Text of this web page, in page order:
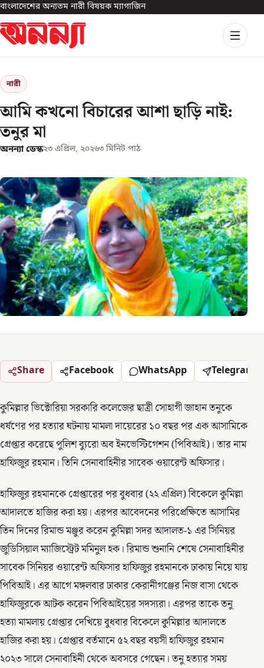
বাংলাদেশের অন্যতম নারী বিষয়ক ম্যাগাজিন
নারী
আমি কখনো বিচারের আশা ছাড়ি নাই:
তনুর মা
অনন্যা ডেস্ক২৩ এপ্রিল, ২০২৬৩ মিনিট পাঠ
Share Facebook WhatsApp Telegram
কুমিল্লার ভিক্টোরিয়া সরকারি কলেজের ছাত্রী সোহাগী জাহান তনুকে
ধর্ষণের পর হত্যার ঘটনায় মামলা দায়েরের ১০ বছর পর এক আসামিকে
গ্রেপ্তার করেছে পুলিশ ব্যুরো অব ইনভেস্টিগেশন (পিবিআই)। তার নাম
হাফিজুর রহমান। তিনি সেনাবাহিনীর সাবেক ওয়ারেন্ট অফিসার।
হাফিজুর রহমানকে গ্রেপ্তারের পর বুধবার (২২ এপ্রিল) বিকেলে কুমিল্লা
আদালতে হাজির করা হয়। এরপর আবেদনের পরিপ্রেক্ষিতে আসামির
তিন দিনের রিমান্ড মঞ্জুর করেন কুমিল্লা সদর আদালত-১ এর সিনিয়র
জুডিসিয়াল ম্যাজিস্ট্রেট মমিনুল হক। রিমান্ড শুনানি শেষে সেনাবাহিনীর
সাবেক সিনিয়র ওয়ারেন্ট অফিসার হাফিজুর রহমানকে ঢাকায় নিয়ে যায়
পিবিআই। এর আগে মঙ্গলবার ঢাকার কেরানীগঞ্জের নিজ বাসা থেকে
হাফিজুরকে আটক করেন পিবিআইয়ের সদস্যরা। এরপর তাকে তনু
হত্যা মামলায় গ্রেপ্তার দেখিয়ে বুধবার বিকেলে কুমিল্লার আদালতে
হাজির করা হয়। গ্রেপ্তার বর্তমানে ৫২ বছর বয়সী হাফিজুর রহমান
২০২৩ সালে সেনাবাহিনী থেকে অবসরে গেছেন। তনু হত্যার সময়